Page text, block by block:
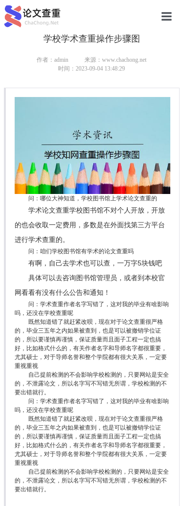
博士论文
学校学术查重操作步骤图
作者：admin
来源：www.chachong.net
时间：2023-09-04 13:48:29
问：哪位大神知道，学校图书馆上学术论文查重的
学术论文查重学校图书馆不对个人开放，开放
的也会收取一定费用，多数是在外面找第三方平台
进行学术查重的。
问：咱们学校图书馆有学术的论文查重吗
有啊，自己去学术也可以查，一万字5块钱吧
具体可以去咨询图书馆管理员，或者到本校官
网看看有没有什么公告和通知！
问：学术查重作者名字写错了，这对我的毕业有啥影响
吗，还没在学校查重呢
既然知道错了就赶紧改呗，现在对于论文查重很严格
的，毕业三五年之内如果被查到，也是可以被撤销学位证
的，所以要谨慎再谨慎，保证质量而且面子工程一定也搞
好，比如格式什么的，有关作者名字和导师名字都很重要，
尤其硕士，对于导师名誉和整个学院都有很大关系，一定要
重视重视
自己提前检测的不会影响学校检测的，只要网站是安全
的，不泄露论文，所以名字写不写错无所谓，学校检测的不
要出错就行。
问：学术查重作者名字写错了，这对我的毕业有啥影响
吗，还没在学校查重呢
既然知道错了就赶紧改呗，现在对于论文查重很严格
的，毕业三五年之内如果被查到，也是可以被撤销学位证
的，所以要谨慎再谨慎，保证质量而且面子工程一定也搞
好，比如格式什么的，有关作者名字和导师名字都很重要，
尤其硕士，对于导师名誉和整个学院都有很大关系，一定要
重视重视
自己提前检测的不会影响学校检测的，只要网站是安全
的，不泄露论文，所以名字写不写错无所谓，学校检测的不
要出错就行。